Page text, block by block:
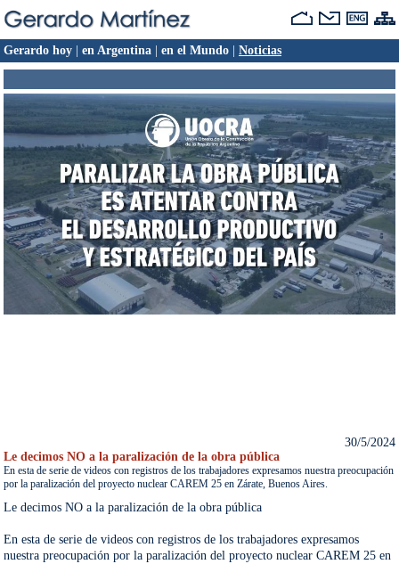
Gerardo hoy en Argentina en el Mundo Noticias
30/5/2024
Le decimos NO a la paralización de la obra pública
En esta de serie de videos con registros de los trabajadores expresamos nuestra preocupación
por la paralización del proyecto nuclear CAREM 25 en Zárate, Buenos Aires.
Le decimos NO a la paralización de la obra pública
En esta de serie de videos con registros de los trabajadores expresamos
nuestra preocupación por la paralización del proyecto nuclear CAREM 25 en